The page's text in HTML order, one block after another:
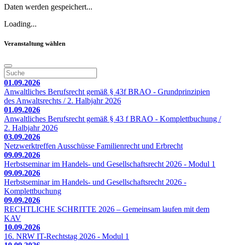
Daten werden gespeichert...
Loading...
Veranstaltung wählen
01.09.2026
Anwaltliches Berufsrecht gemäß § 43f BRAO - Grundprinzipien
des Anwaltsrechts / 2. Halbjahr 2026
01.09.2026
Anwaltliches Berufsrecht gemäß § 43 f BRAO - Komplettbuchung /
2. Halbjahr 2026
03.09.2026
Netzwerktreffen Ausschüsse Familienrecht und Erbrecht
09.09.2026
Herbstseminar im Handels- und Gesellschaftsrecht 2026 - Modul 1
09.09.2026
Herbstseminar im Handels- und Gesellschaftsrecht 2026 -
Komplettbuchung
09.09.2026
RECHTLICHE SCHRITTE 2026 – Gemeinsam laufen mit dem
KAV
10.09.2026
16. NRW IT-Rechtstag 2026 - Modul 1